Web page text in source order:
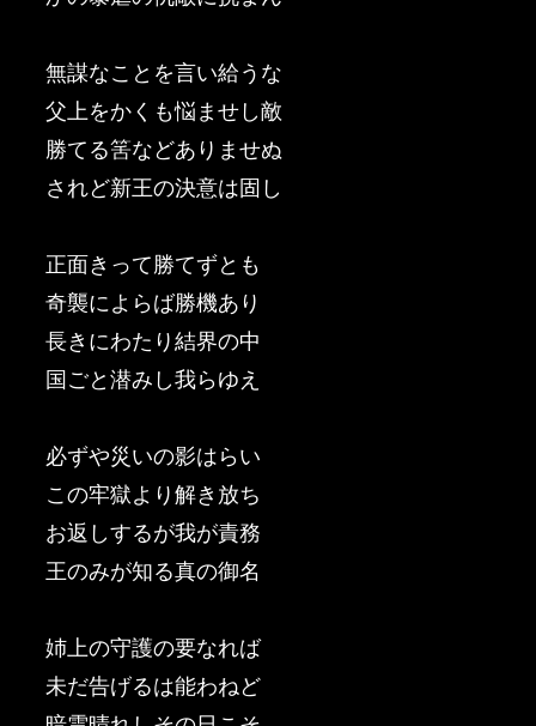
無謀なことを言い給うな
父上をかくも悩ませし敵
勝てる筈などありませぬ
されど新王の決意は固し
正面きって勝てずとも
奇襲によらば勝機あり
長きにわたり結界の中
国ごと潜みし我らゆえ
必ずや災いの影はらい
この牢獄より解き放ち
お返しするが我が責務
王のみが知る真の御名
姉上の守護の要なれば
未だ告げるは能わねど